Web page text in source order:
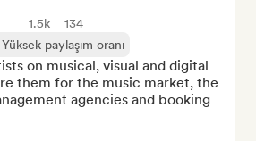
1.5k
134
Yüksek paylaşım oranı
on musical, visual and digital
them for the music market, the
agencies and booking